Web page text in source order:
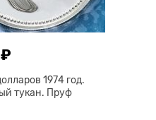
1974 год.
тукан. Пруф